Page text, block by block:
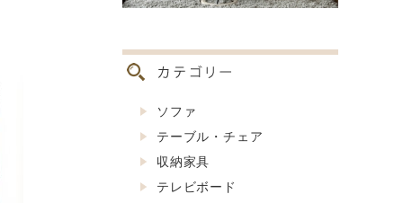
ソファ
テーブル・チェア
収納家具
テレビボード